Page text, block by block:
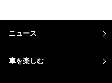
ニュース
車を楽しむ